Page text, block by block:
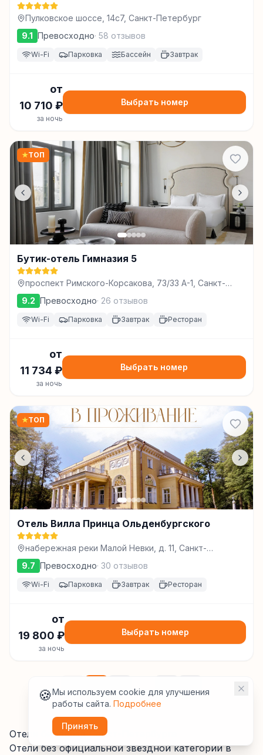
Пулковское шоссе, 14с7, Санкт-Петербург
9.1 Превосходно· 58 отзывов
Wi-Fi Парковка Бассейн Завтрак
от
10 710 ₽
за ночь
Выбрать номер
★ТОП
Бутик-отель Гимназия 5
проспект Римского-Корсакова, 73/33 А-1, Санкт-
Петербург
9.2 Превосходно· 26 отзывов
Wi-Fi Парковка Завтрак Ресторан
от
11 734 ₽
за ночь
Выбрать номер
★ТОП
Отель Вилла Принца Ольденбургского
набережная реки Малой Невки, д. 11, Санкт-
Петербург
9.7 Превосходно· 30 отзывов
Wi-Fi Парковка Завтрак Ресторан
от
19 800 ₽
за ночь
Выбрать номер
Отели без звёзд Санкт-Петербурга
Отели без официальной звёздной категориив
🍪Мы используем cookie для улучшения
работы сайта. Подробнее
Принять